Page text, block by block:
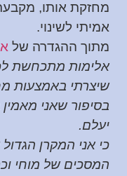
מחזקת אותו,
אמיתי לשינוי.
מתוך ההגדרה של
אלימות מתכחשת
שיצרתי באמצעות
בסיפור שאני
יעלם.
כי אני המקרן
המסכים של מוחי